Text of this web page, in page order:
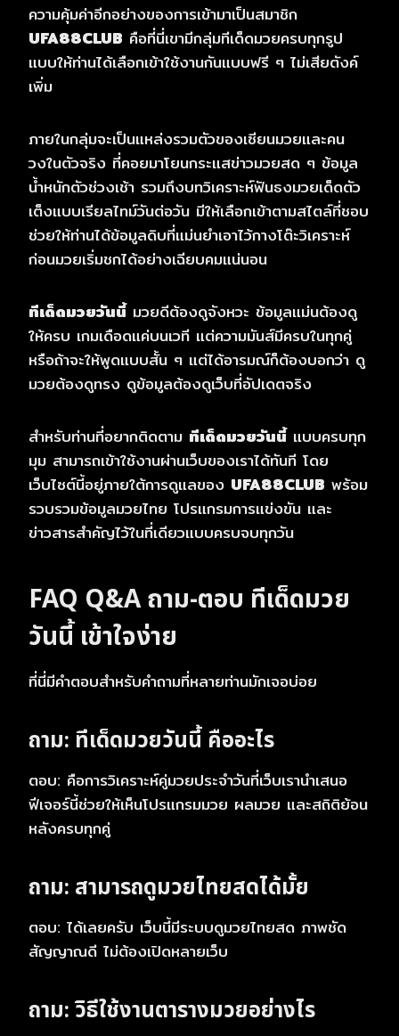
ความคุ้มค่าอีกอย่างของการเข้ามาเป็นสมาชิก
UFA88CLUB คือที่นี่เขามีกลุ่มทีเด็ดมวยครบทุกรูป
แบบให้ท่านได้เลือกเข้าใช้งานกันแบบฟรี ๆ ไม่เสียตังค์
เพิ่ม
ภายในกลุ่มจะเป็นแหล่งรวมตัวของเซียนมวยและคน
วงในตัวจริง ที่คอยมาโยนกระแสข่าวมวยสด ๆ ข้อมูล
น้ำหนักตัวช่วงเช้า รวมถึงบทวิเคราะห์ฟันธงมวยเด็ดตัว
เต็งแบบเรียลไทม์วันต่อวัน มีให้เลือกเข้าตามสไตล์ที่ชอบ
ช่วยให้ท่านได้ข้อมูลดิบที่แม่นยำเอาไว้กางโต๊ะวิเคราะห์
ก่อนมวยเริ่มชกได้อย่างเฉียบคมแน่นอน
ทีเด็ดมวยวันนี้มวยดีต้องดูจังหวะ ข้อมูลแม่นต้องดู
ให้ครบ เกมเดือดแค่บนเวที แต่ความมันส์มีครบในทุกคู่
หรือถ้าจะให้พูดแบบสั้น ๆ แต่ได้อารมณ์ก็ต้องบอกว่า ดู
มวยต้องดูทรง ดูข้อมูลต้องดูเว็บที่อัปเดตจริง
สำหรับท่านที่อยากติดตาม ทีเด็ดมวยวันนี้แบบครบทุก
มุม สามารถเข้าใช้งานผ่านเว็บของเราได้ทันที โดย
เว็บไซต์นี้อยู่ภายใต้การดูแลของ UFA88CLUB พร้อม
รวบรวมข้อมูลมวยไทย โปรแกรมการแข่งขัน และ
ข่าวสารสำคัญไว้ในที่เดียวแบบครบจบทุกวัน
FAQ Q&A ถาม-ตอบ ทีเด็ดมวย
วันนี้ เข้าใจง่าย
ที่นี่มีคำตอบสำหรับคำถามที่หลายท่านมักเจอบ่อย
ถาม: ทีเด็ดมวยวันนี้ คืออะไร
ตอบ: คือการวิเคราะห์คู่มวยประจำวันที่เว็บเรานำเสนอ
ฟีเจอร์นี้ช่วยให้เห็นโปรแกรมมวย ผลมวย และสถิติย้อน
หลังครบทุกคู่
ถาม: สามารถดูมวยไทยสดได้มั้ย
ตอบ: ได้เลยครับ เว็บนี้มีระบบดูมวยไทยสด ภาพชัด
สัญญาณดี ไม่ต้องเปิดหลายเว็บ
ถาม: วิธีใช้งานตารางมวยอย่างไร